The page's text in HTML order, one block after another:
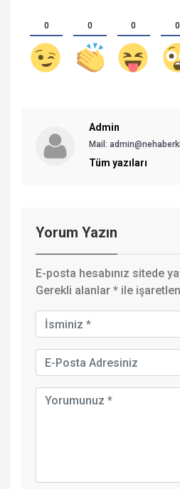
0 0 0 0
Admin
Mail:
Tüm yazıları
Yorum Yazın
E-posta hesabınız sitede
Gerekli alanlar * ile